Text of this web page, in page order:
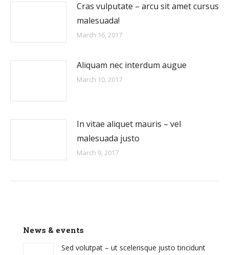
Cras vulputate – arcu sit amet cursus
malesuada!
March 16, 2017
Aliquam nec interdum augue
March 10, 2017
In vitae aliquet mauris – vel
malesuada justo
March 9, 2017
News & events
Sed volutpat – ut scelerisque justo tincidunt